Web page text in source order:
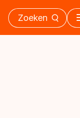
Zoeken